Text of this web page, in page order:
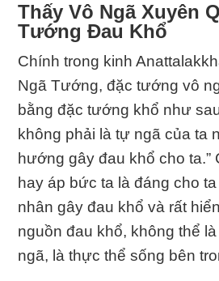
Thấy Vô Ngã Xuyên
Tướng Ðau Khổ
Chính trong kinh
Ngã Tướng, đặc tướng vô
bằng đặc tướng khổ như
không phải là tự ngã của ta
hướng gây đau khổ cho
hay áp bức ta là đáng cho
nhân gây đau khổ và rất
nguồn đau khổ, không thể
ngã, là thực thể sống bên